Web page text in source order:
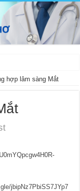
hợp lâm sàng Mắt
jbipNz7PbiSS7JYp7